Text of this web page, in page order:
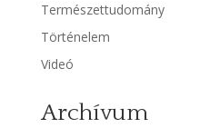
Természettudomány
Történelem
Videó
Archívum